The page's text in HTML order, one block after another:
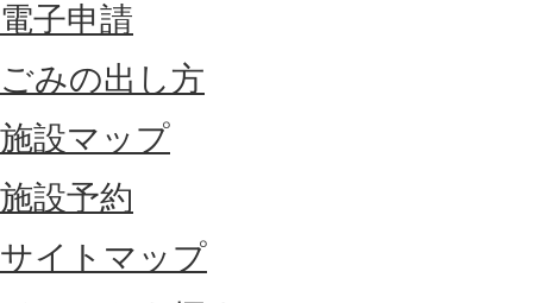
電子申請
ごみの出し方
施設マップ
施設予約
サイトマップ